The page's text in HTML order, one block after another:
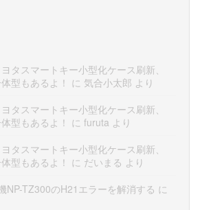
タスマートキー小型化ケース刷新、
型もあるよ！ に 気合小太郎 より
タスマートキー小型化ケース刷新、
型もあるよ！ に furuta より
タスマートキー小型化ケース刷新、
型もあるよ！ に だいまる より
NP-TZ300のH21エラーを解消する に